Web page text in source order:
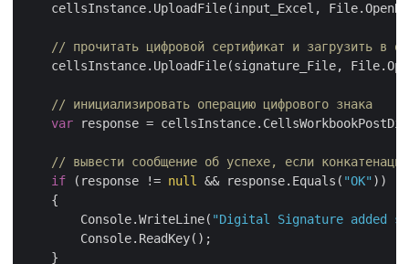
cellsInstance.UploadFile(input_Excel,
// прочитать цифровой сертификат и загрузить в
cellsInstance.UploadFile(signature_File,
// инициализировать операцию цифрового знака
var response =
// вывести сообщение об успехе, если
if (response != null && response.Equals( "OK" ))
    {
        Console.WriteLine(
"Digital Signature added
        Console.ReadKey();
    }